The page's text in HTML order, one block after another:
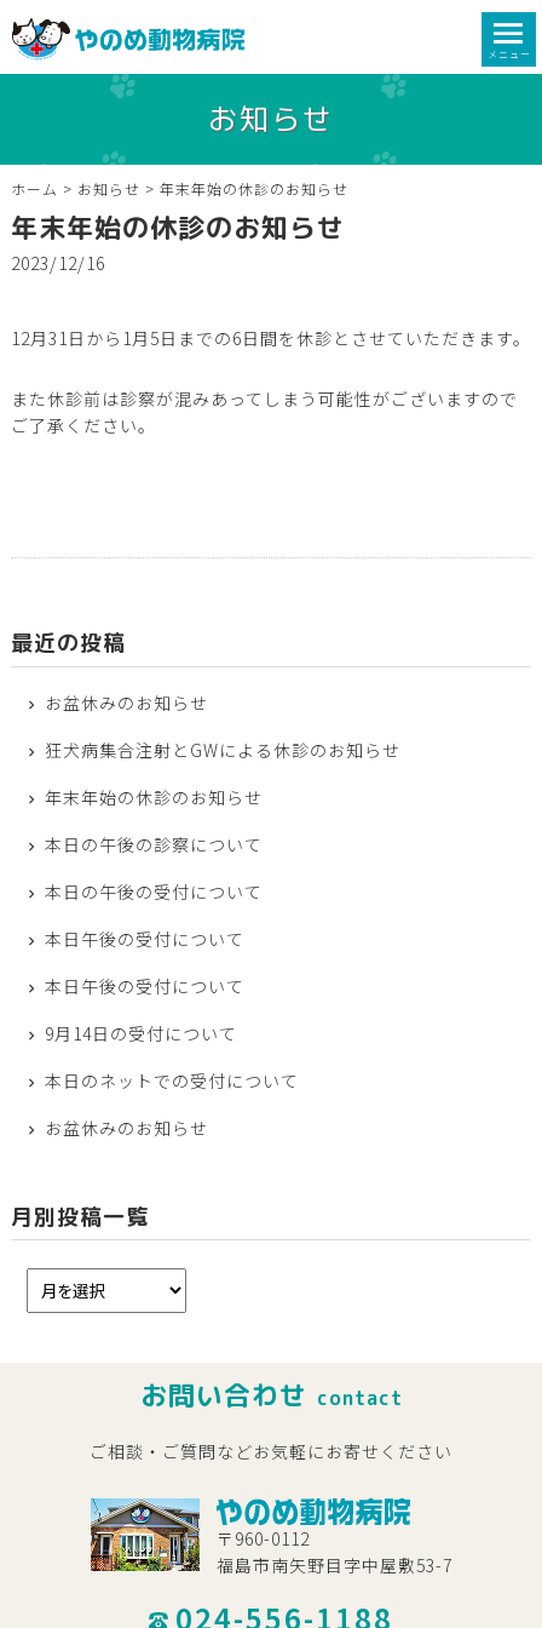
メニュー
お知らせ
ホーム > お知らせ > 年末年始の休診のお知らせ
年末年始の休診のお知らせ
2023/12/16
12月31日から1月5日までの6日間を休診とさせていただきます。
また休診前は診察が混みあってしまう可能性がございますので
ご了承ください。
最近の投稿
お盆休みのお知らせ
狂犬病集合注射とGWによる休診のお知らせ
年末年始の休診のお知らせ
本日の午後の診察について
本日の午後の受付について
本日午後の受付について
本日午後の受付について
9月14日の受付について
本日のネットでの受付について
お盆休みのお知らせ
月別投稿一覧
お問い合わせ contact
ご相談・ご質問などお気軽にお寄せください
〒960-0112
福島市南矢野目字中屋敷53-7
024-556-1188